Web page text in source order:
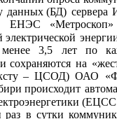
данных (БД) сервера
ЕНЭС
«Метроскоп»
электрической
менее 3,5 лет по
сохраняются на
– ЦСОД) ОАО
происходит
раз в сутки